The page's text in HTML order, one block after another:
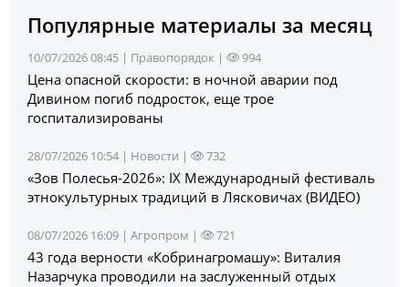
Популярные материалы за месяц
10/07/2026 08:45 | Правопорядок | 994
Цена опасной скорости: в ночной аварии под
Дивином погиб подросток, еще трое
госпитализированы
28/07/2026 10:54 | Новости | 732
«Зов Полесья‑2026»: IX Международный фестиваль
этнокультурных традиций в Лясковичах (ВИДЕО)
08/07/2026 16:09 | Агропром | 721
43 года верности «Кобринагромашу»: Виталия
Назарчука проводили на заслуженный отдых